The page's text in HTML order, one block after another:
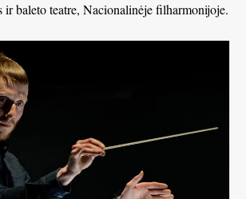
ir baleto teatre, Nacionalinėje filharmonijoje.